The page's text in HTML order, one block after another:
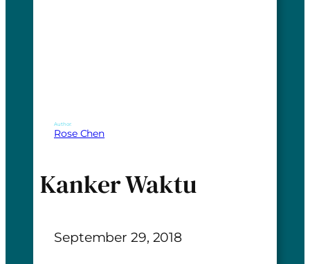
Author:
Rose Chen
Kanker Waktu
September 29, 2018